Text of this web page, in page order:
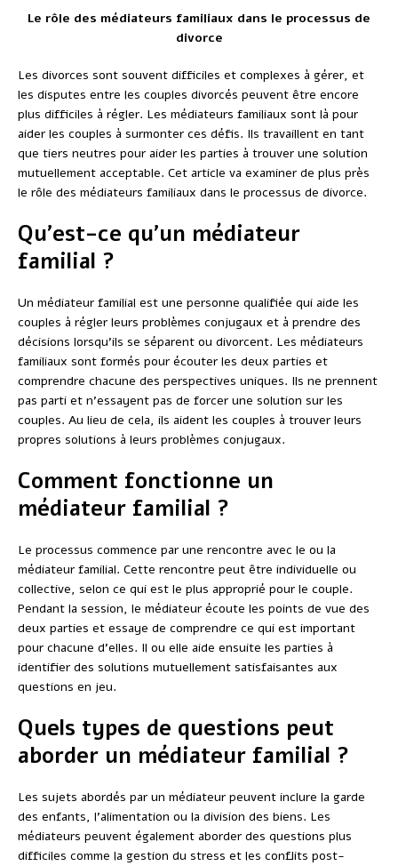
Le rôle des médiateurs familiaux dans le processus de
divorce
Les divorces sont souvent difficiles et complexes à gérer, et
les disputes entre les couples divorcés peuvent être encore
plus difficiles à régler. Les médiateurs familiaux sont là pour
aider les couples à surmonter ces défis. Ils travaillent en tant
que tiers neutres pour aider les parties à trouver une solution
mutuellement acceptable. Cet article va examiner de plus près
le rôle des médiateurs familiaux dans le processus de divorce.
Qu’est-ce qu’un médiateur
familial ?
Un médiateur familial est une personne qualifiée qui aide les
couples à régler leurs problèmes conjugaux et à prendre des
décisions lorsqu’ils se séparent ou divorcent. Les médiateurs
familiaux sont formés pour écouter les deux parties et
comprendre chacune des perspectives uniques. Ils ne prennent
pas parti et n’essayent pas de forcer une solution sur les
couples. Au lieu de cela, ils aident les couples à trouver leurs
propres solutions à leurs problèmes conjugaux.
Comment fonctionne un
médiateur familial ?
Le processus commence par une rencontre avec le ou la
médiateur familial. Cette rencontre peut être individuelle ou
collective, selon ce qui est le plus approprié pour le couple.
Pendant la session, le médiateur écoute les points de vue des
deux parties et essaye de comprendre ce qui est important
pour chacune d’elles. Il ou elle aide ensuite les parties à
identifier des solutions mutuellement satisfaisantes aux
questions en jeu.
Quels types de questions peut
aborder un médiateur familial ?
Les sujets abordés par un médiateur peuvent inclure la garde
des enfants, l’alimentation ou la division des biens. Les
médiateurs peuvent également aborder des questions plus
difficiles comme la gestion du stress et les conflits post-